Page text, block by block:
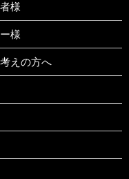
様
様
えの方へ